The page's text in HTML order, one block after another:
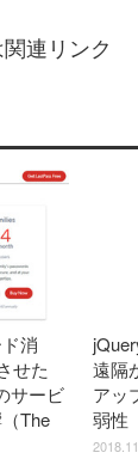
連リンク
消
せた
サービ
The
遠隔
アッ
弱性